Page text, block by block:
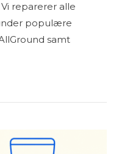
reparerer alle
populære
samt